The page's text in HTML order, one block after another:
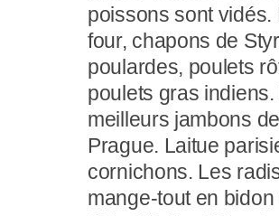
poissons sont vidés.
four, chapons de
poulardes, poulets
poulets gras indiens.
meilleurs jambons
Prague. Laitue
cornichons. Les
mange-tout en bidon